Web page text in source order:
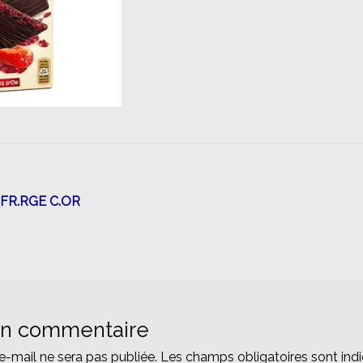
C.OR
commentaire
mail ne sera pas publiée. Les champs obligatoires sont